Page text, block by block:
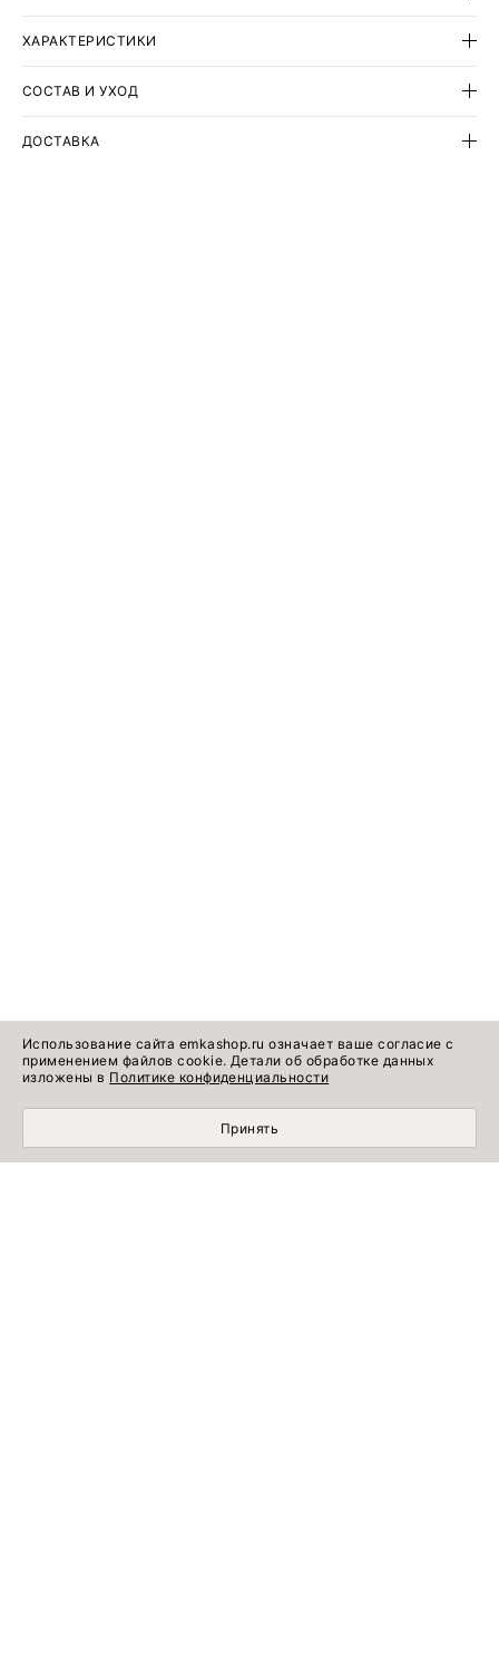
ХАРАКТЕРИСТИКИ
СОСТАВ И УХОД
ДОСТАВКА
Использование сайта emkashop.ru означает ваше согласие с
применением файлов cookie. Детали об обработке данных
изложены в Политике конфиденциальности
Принять